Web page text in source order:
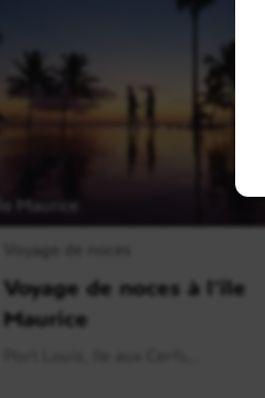
Île Maurice
Voyage de noces à l'île
Maurice